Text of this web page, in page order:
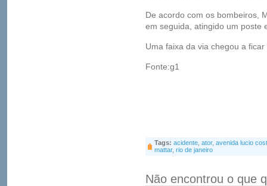
De acordo com os bombeiros,
em seguida, atingido um poste
Uma faixa da via chegou a
Fonte:g1
Tags: acidente ator, avenida lucio
mattar, rio de janeiro
Não encontrou o que